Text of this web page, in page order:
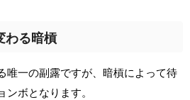
わる暗槓
唯一の副露ですが、暗槓によって待
ボとなります。